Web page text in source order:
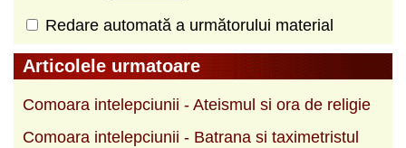
Redare automată a următorului material
Articolele urmatoare
Comoara intelepciunii - Ateismul si ora de religie
Comoara intelepciunii - Batrana si taximetristul